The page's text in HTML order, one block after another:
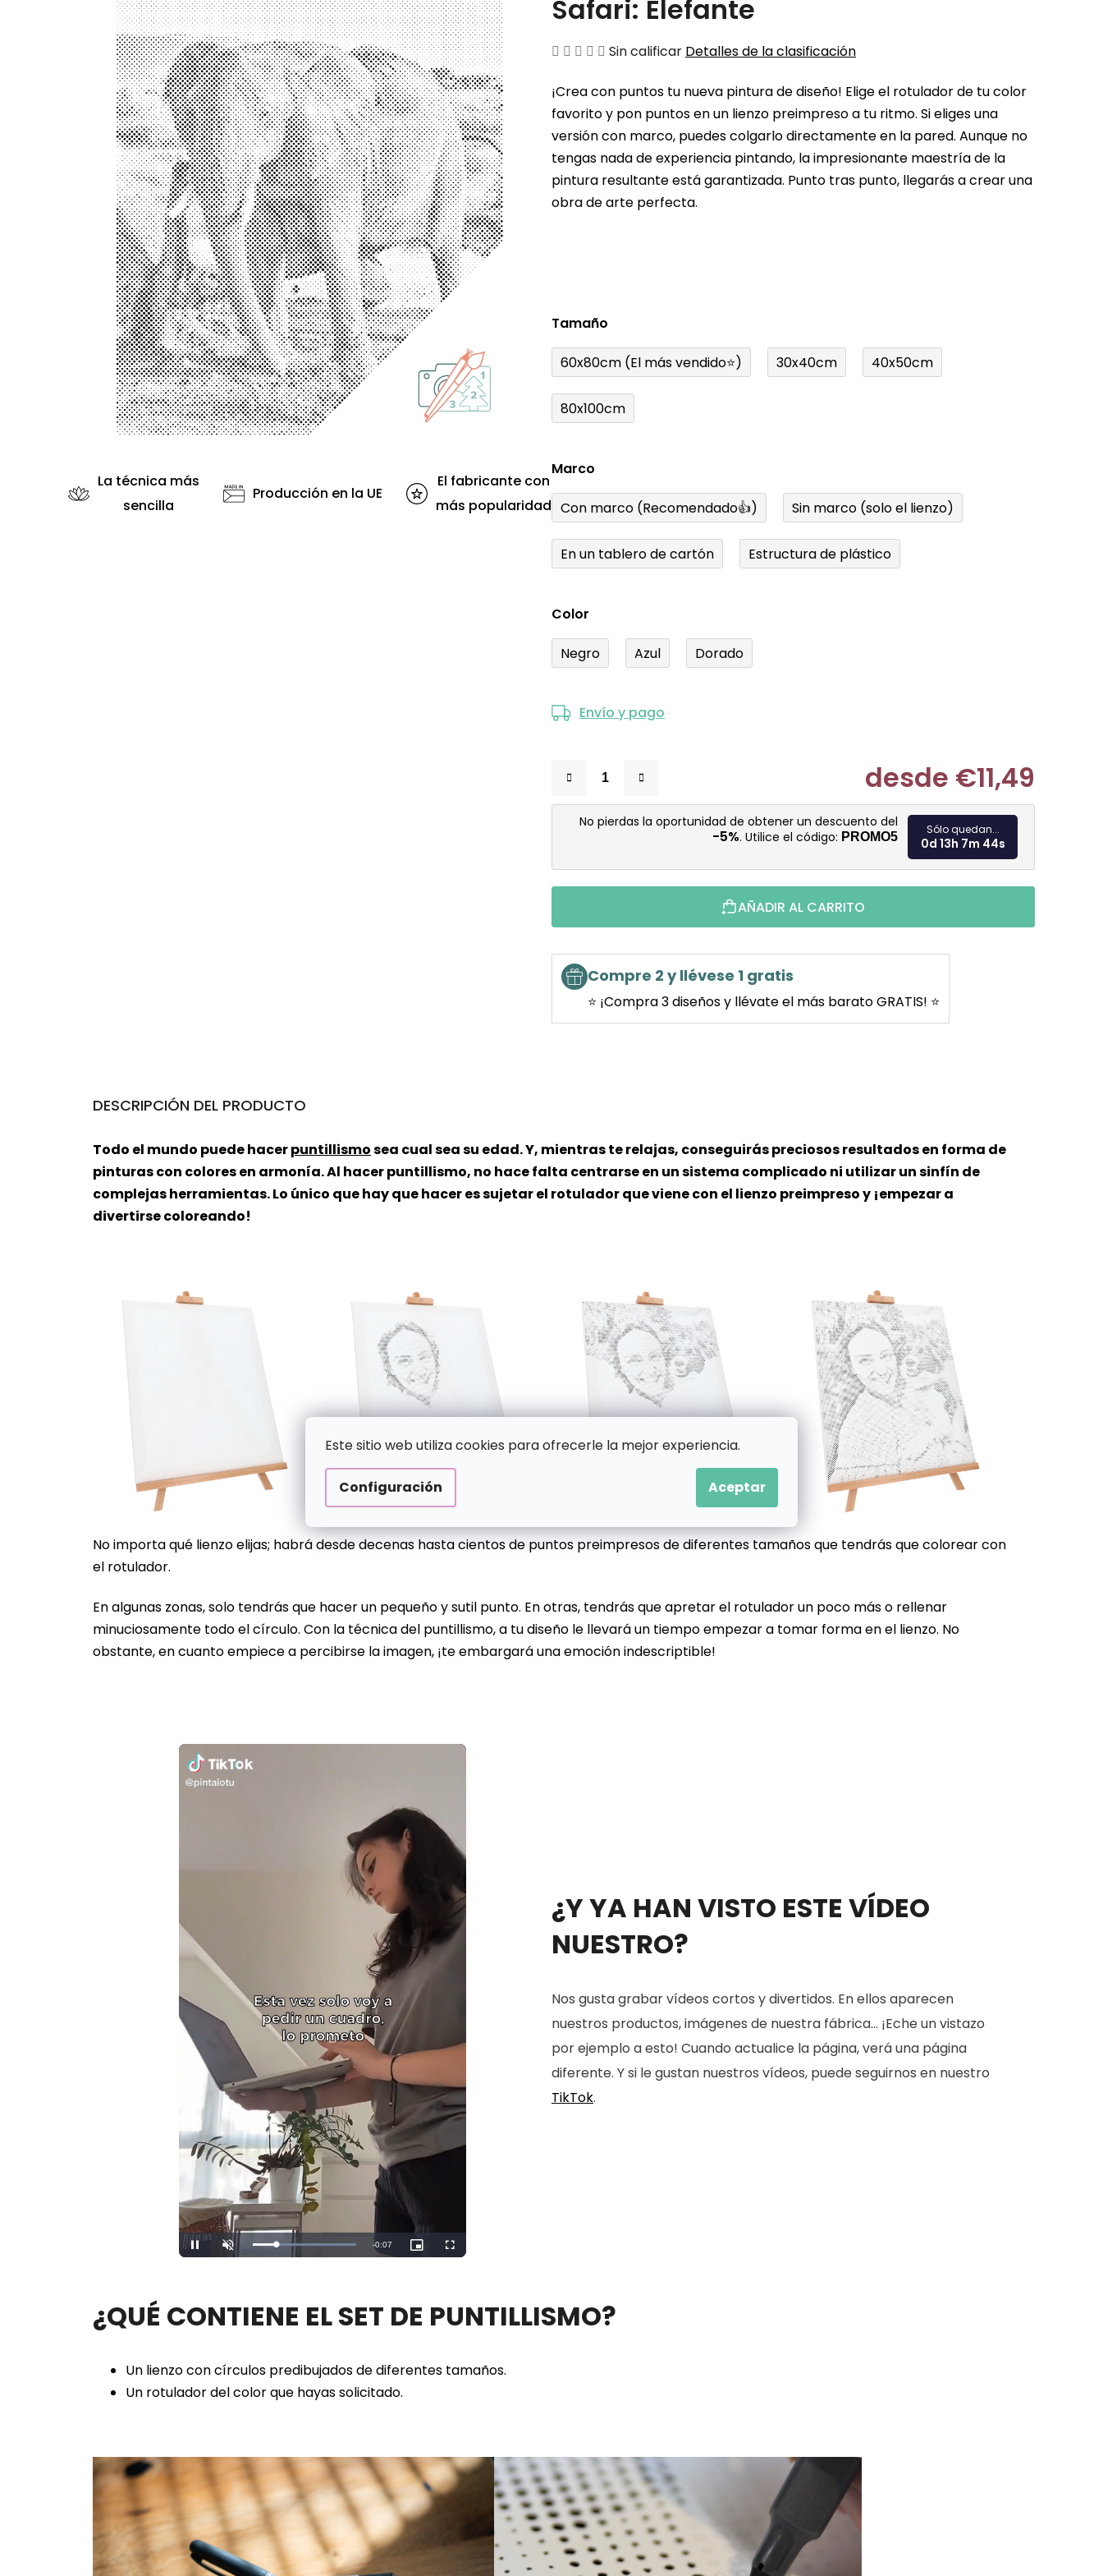
Este sitio web utiliza cookies para ofrecerle la mejor experiencia.
Configuración Aceptar
Safari: Elefante
La
media
del
producto
es
de
0,0
Sin calificar Detalles de la clasificación
¡Crea con puntos tu nueva pintura de diseño! Elige el rotulador de tu color
favorito y pon puntos en un lienzo preimpreso a tu ritmo. Si eliges una
versión con marco, puedes colgarlo directamente en la pared. Aunque no
tengas nada de experiencia pintando, la impresionante maestría de la
pintura resultante está garantizada. Punto tras punto, llegarás a crear una
obra de arte perfecta.
Tamaño
60x80cm (El más vendido⭐) 30x40cm 40x50cm
80x100cm
Marco
Con marco (Recomendado👍) Sin marco (solo el lienzo)
En un tablero de cartón Estructura de plástico
Color
Negro Azul Dorado
Envío y pago
desde €11,49
Medir
No pierdas la oportunidad de obtener un descuento del
-5%. Utilice el código: PROMO5
Sólo quedan...
0d 13h 7m 43s
AÑADIR AL CARRITO
Compre 2 y llévese 1 gratis
⭐ ¡Compra 3 diseños y llévate el más barato GRATIS! ⭐
La técnica más
sencilla
Producción en la UE
El fabricante con
más popularidad
DESCRIPCIÓN DEL PRODUCTO
Todo el mundo puede hacerpuntillismosea cual sea su edad. Y, mientras te relajas, conseguirás preciosos resultados en forma de
pinturas con colores en armonía. Al hacer puntillismo, no hace falta centrarse en un sistema complicado ni utilizar un sinfín de
complejas herramientas. Lo único que hay que hacer es sujetar el rotulador que viene con el lienzo preimpreso y ¡empezar a
divertirse coloreando!
No importa qué lienzo elijas; habrá desde decenas hasta cientos de puntos preimpresos de diferentes tamaños que tendrás que colorear con
el rotulador.
En algunas zonas, solo tendrás que hacer un pequeño y sutil punto. En otras, tendrás que apretar el rotulador un poco más o rellenar
minuciosamente todo el círculo. Con la técnica del puntillismo, a tu diseño le llevará un tiempo empezar a tomar forma en el lienzo. No
obstante, en cuanto empiece a percibirse la imagen, ¡te embargará una emoción indescriptible!
Unmute Loaded:
100.00%
¿Y YA HAN VISTO ESTE VÍDEO
NUESTRO?
Nos gusta grabar vídeos cortos y divertidos. En ellos aparecen
nuestros productos, imágenes de nuestra fábrica... ¡Eche un vistazo
por ejemplo a esto! Cuando actualice la página, verá una página
diferente. Y si le gustan nuestros vídeos, puede seguirnos en nuestro
TikTok.
¿QUÉ CONTIENE EL SET DE PUNTILLISMO?
Un lienzo con círculos predibujados de diferentes tamaños.
Un rotulador del color que hayas solicitado.